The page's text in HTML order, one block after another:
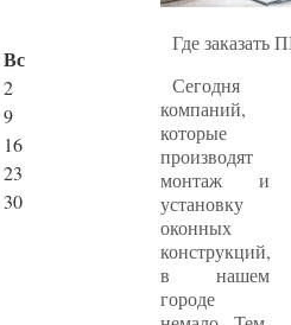
Где заказать
Сегодня
компаний,
которые
производят
монтаж и
установку
оконных
конструкций,
в нашем
городе
Вс
2
9
16
23
30